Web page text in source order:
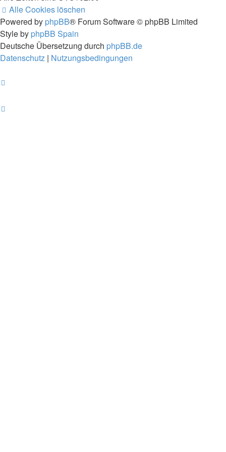
Alle Cookies löschen
Powered by phpBB® Forum Software © phpBB Limited
Style by phpBB Spain
Deutsche Übersetzung durch phpBB.de
Datenschutz | Nutzungsbedingungen